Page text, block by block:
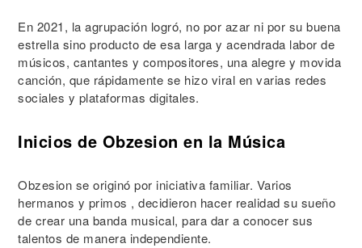
En 2021, la agrupación logró, no por azar ni por su buena
estrella sino producto de esa larga y acendrada labor de
músicos, cantantes y compositores, una alegre y movida
canción, que rápidamente se hizo viral en varias redes
sociales y plataformas digitales.
Inicios de Obzesion en la Música
Obzesion se originó por iniciativa familiar. Varios
hermanos y primos , decidieron hacer realidad su sueño
de crear una banda musical, para dar a conocer sus
talentos de manera independiente.